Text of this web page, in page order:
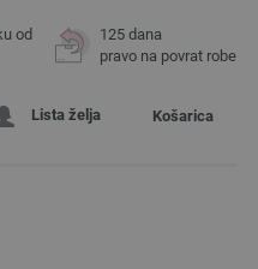
od
125 dana
pravo na povrat robe
Lista želja Košarica